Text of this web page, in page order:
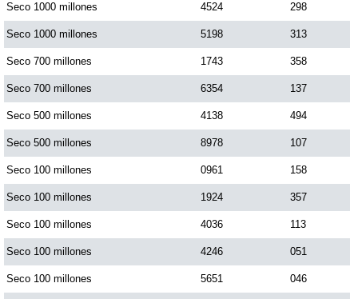
Seco 1000 millones 4524 298
Seco 1000 millones 5198 313
Seco 700 millones 1743 358
Seco 700 millones 6354 137
Seco 500 millones 4138 494
Seco 500 millones 8978 107
Seco 100 millones 0961 158
Seco 100 millones 1924 357
Seco 100 millones 4036 113
Seco 100 millones 4246 051
Seco 100 millones 5651 046